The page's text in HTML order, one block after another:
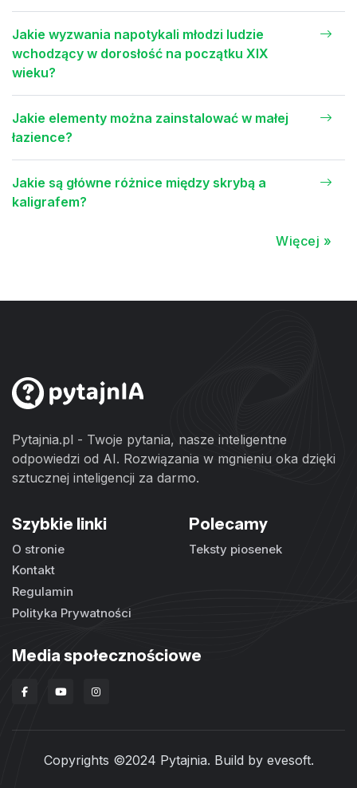
Jakie wyzwania napotykali młodzi ludzie
wchodzący w dorosłość na początku XIX
wieku?
Jakie elementy można zainstalować w małej
łazience?
Jakie są główne różnice między skrybą a
kaligrafem?
Więcej »
Pytajnia.pl - Twoje pytania, nasze inteligentne
odpowiedzi od AI. Rozwiązania w mgnieniu oka dzięki
sztucznej inteligencji za darmo.
Szybkie linki
O stronie
Kontakt
Regulamin
Polityka Prywatności
Polecamy
Teksty piosenek
Media społecznościowe
Copyrights ©2024 Pytajnia. Build by evesoft.